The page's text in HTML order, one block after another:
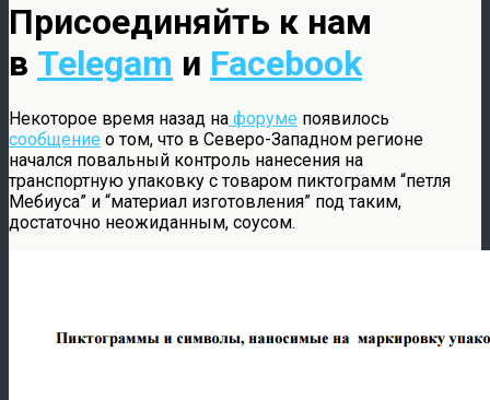
Присоединяйть к нам
в Telegam и Facebook
Некоторое время назад на форуме появилось
сообщение о том, что в Северо-Западном регионе
начался повальный контроль нанесения на
транспортную упаковку с товаром пиктограмм “петля
Мебиуса” и “материал изготовления” под таким,
достаточно неожиданным, соусом.